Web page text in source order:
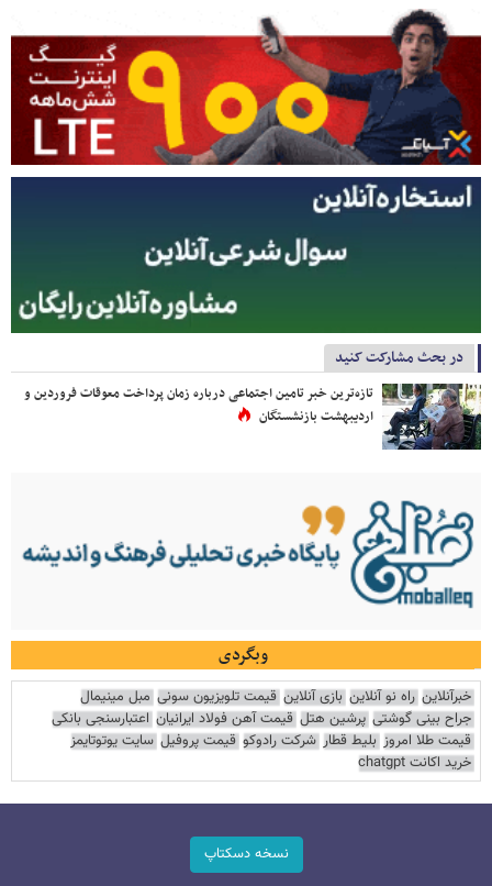
در بحث مشارکت کنید
تازه‌ترین خبر تامین اجتماعی درباره زمان پرداخت معوقات فروردین و
اردیبهشت بازنشستگان
وبگردی
خبرآنلاین راه نو آنلاین بازی آنلاین قیمت تلویزیون سونی مبل مینیمال
جراح بینی گوشتی پرشین هتل قیمت آهن فولاد ایرانیان اعتبارسنجی بانکی
قیمت طلا امروز بلیط قطار شرکت رادوکو قیمت پروفیل سایت یوتوتایمز
خرید اکانت chatgpt
نسخه دسکتاپ